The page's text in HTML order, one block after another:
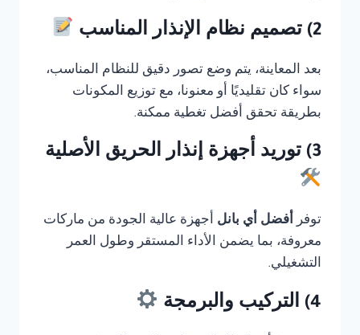
2) تصميم نظام الإنذار المناسب
بعد المعاينة، يتم وضع تصور دقيق للنظام المناسب،
سواء كان تقليديًا أو معنونا، مع توزيع المكونات
بطريقة تحقق أفضل تغطية ممكنة.
3) توريد أجهزة إنذار الحريق الأصلية
توفر أفضل أي بانل أجهزة عالية الجودة من ماركات
معروفة، بما يضمن الأداء المستقر وطول العمر
التشغيلي.
4) التركيب والبرمجة